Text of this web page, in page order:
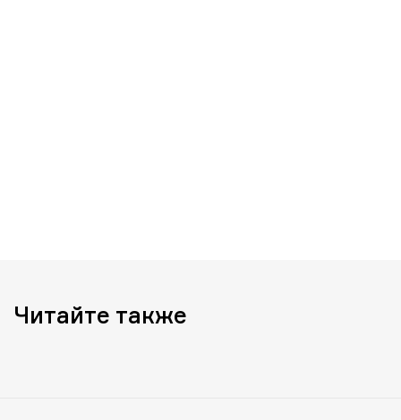
Читайте также